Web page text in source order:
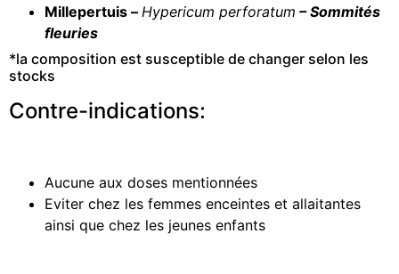
Millepertuis – Hypericum perforatum – Sommités
fleuries
*la composition est susceptible de changer selon les
stocks
Contre-indications:
Aucune aux doses mentionnées
Eviter chez les femmes enceintes et allaitantes
ainsi que chez les jeunes enfants